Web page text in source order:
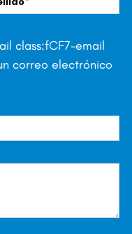
class:fCF7-email
correo electrónico